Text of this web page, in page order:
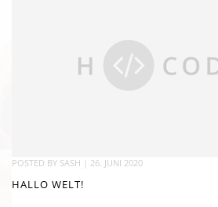
POSTED BY SASH 26. JUNI 2020
HALLO WELT!